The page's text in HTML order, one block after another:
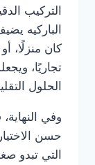
التركيب
الباركيه
كان منزلًا،
تجاريًا،
الحلول
وفي
حسن
التي تبدو